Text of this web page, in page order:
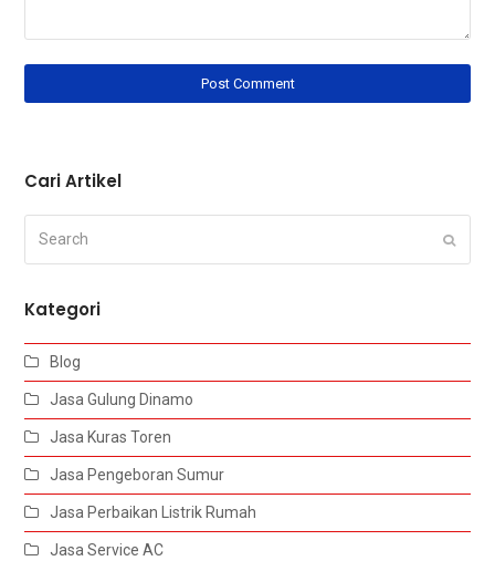
Cari Artikel
Kategori
Blog
Jasa Gulung Dinamo
Jasa Kuras Toren
Jasa Pengeboran Sumur
Jasa Perbaikan Listrik Rumah
Jasa Service AC